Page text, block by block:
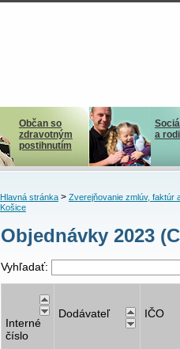
Občan so
zdravotným
postihnutím
a
Hlavná stránka> Zverejňovanie zmlúv, faktúr
Košice
Objednávky 2023
Vyhľadať:
Interné
číslo
Dodávateľ IČO